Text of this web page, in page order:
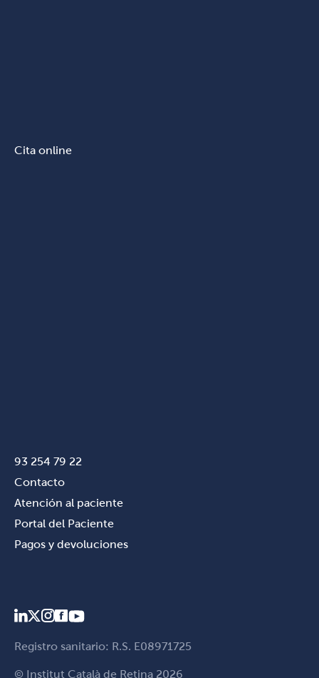
Cita online
93 254 79 22
Contacto
Atención al paciente
Portal del Paciente
Pagos y devoluciones
Registro sanitario: R.S. E08971725
© Institut Català de Retina 2026